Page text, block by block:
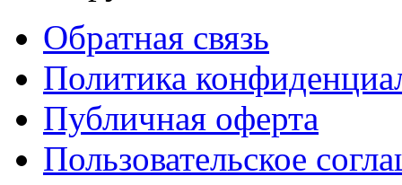
Обратная связь
Политика
Публичная оферта
Пользовательское